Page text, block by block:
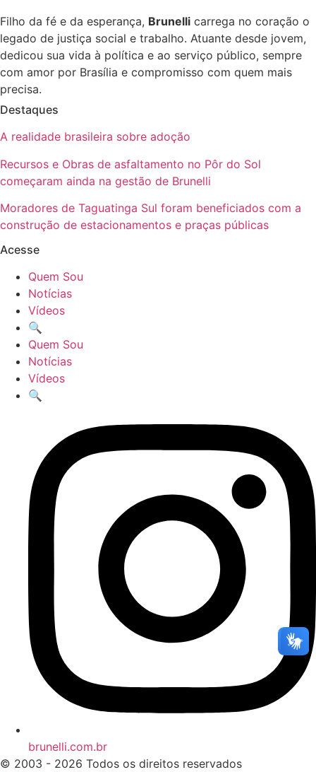
Filho da fé e da esperança, Brunelli carrega no coração o
legado de justiça social e trabalho. Atuante desde jovem,
dedicou sua vida à política e ao serviço público, sempre
com amor por Brasília e compromisso com quem mais
precisa.
Destaques
A realidade brasileira sobre adoção
Recursos e Obras de asfaltamento no Pôr do Sol
começaram ainda na gestão de Brunelli
Moradores de Taguatinga Sul foram beneficiados com a
construção de estacionamentos e praças públicas
Acesse
Quem Sou
Notícias
Vídeos
🔍
Quem Sou
Notícias
Vídeos
🔍
brunelli.com.br
© 2003 - 2026 Todos os direitos reservados